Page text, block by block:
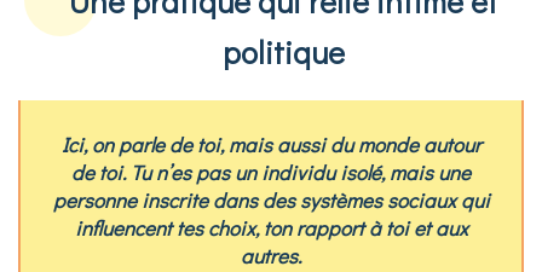
politique
Ici, on parle de toi, mais aussi du monde autour
de toi. Tu n’es pas un individu isolé, mais une
personne inscrite dans des systèmes sociaux qui
influencent tes choix, ton rapport à toi et aux
autres.